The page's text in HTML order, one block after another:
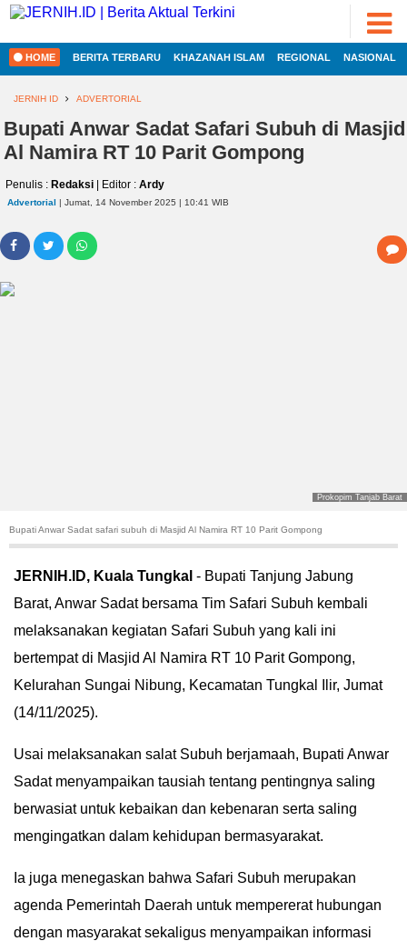
HOME
REGIONAL
LEISUR
TEKNOLOGI
OLAHRAGA
HIBURAN
GALLERY
IN
DEPTH
ADVERTORIAL
FOTO
VIDEO
JAMBI
PESONA
PESONA
CAKRAWALA
2022
JERNIH.ID
•
Developed
HOME BERITA TERBARU KHAZANAH ISLAM REGIONAL NASIONAL
JERNIH ID ADVERTORIAL
Bupati Anwar Sadat Safari Subuh di Masjid
Al Namira RT 10 Parit Gompong
Penulis : Redaksi | Editor : Ardy
Advertorial | Jumat, 14 November 2025 | 10:41 WIB
Prokopim Tanjab Barat
Bupati Anwar Sadat safari subuh di Masjid Al Namira RT 10 Parit Gompong
JERNIH.ID, Kuala Tungkal - Bupati Tanjung Jabung
Barat, Anwar Sadat bersama Tim Safari Subuh kembali
melaksanakan kegiatan Safari Subuh yang kali ini
bertempat di Masjid Al Namira RT 10 Parit Gompong,
Kelurahan Sungai Nibung, Kecamatan Tungkal Ilir, Jumat
(14/11/2025).
Usai melaksanakan salat Subuh berjamaah, Bupati Anwar
Sadat menyampaikan tausiah tentang pentingnya saling
berwasiat untuk kebaikan dan kebenaran serta saling
mengingatkan dalam kehidupan bermasyarakat.
Ia juga menegaskan bahwa Safari Subuh merupakan
agenda Pemerintah Daerah untuk mempererat hubungan
dengan masyarakat sekaligus menyampaikan informasi